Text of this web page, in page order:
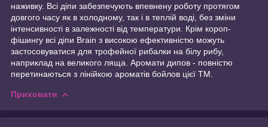
наживку. Всі діпи забезпечують впевнену роботу протягом
довгого часу як в холодному, так і в теплій воді, без зміни
інтенсивності в залежності від температури. Крім короп-
фішингу всі діпи Brain з високою ефективністю можуть
застосовуватися для трофейної рибалки на білу рибу,
наприклад на великого ляща. Аромати дипов - повністю
перетинаються з лінійкою ароматів бойлов цієї ТМ.
Приховати